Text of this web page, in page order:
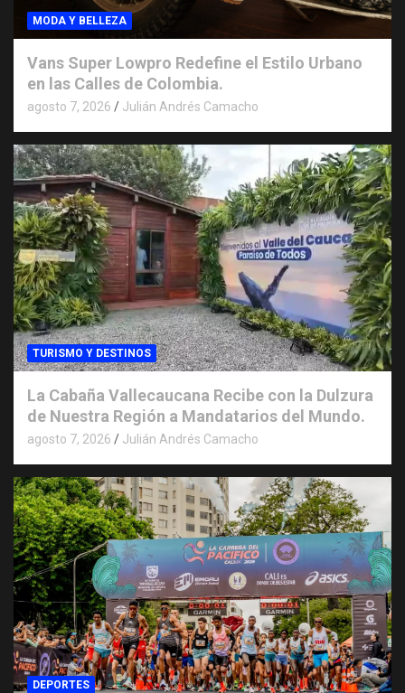
MODA Y BELLEZA
Vans Super Lowpro Redefine el Estilo Urbano
en las Calles de Colombia.
agosto 7, 2026 Julián Andrés Camacho
TURISMO Y DESTINOS
La Cabaña Vallecaucana Recibe con la Dulzura
de Nuestra Región a Mandatarios del Mundo.
agosto 7, 2026 Julián Andrés Camacho
DEPORTES